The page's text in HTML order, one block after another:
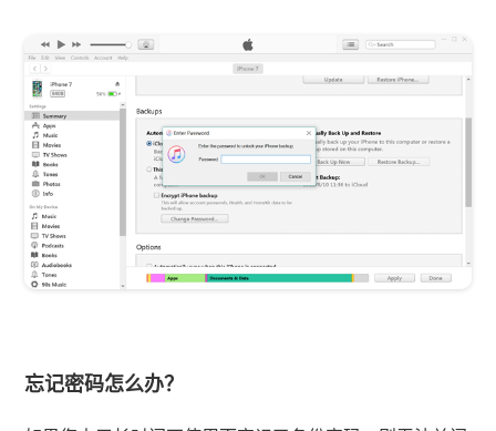
忘记密码怎么办？